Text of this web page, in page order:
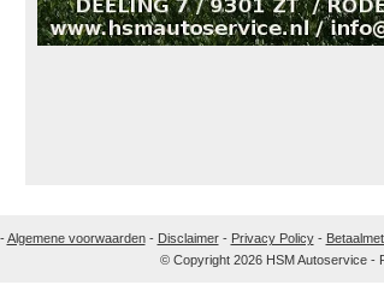
-Algemene voorwaarden- Disclaimer- Privacy Policy-
© Copyright 2026 HSM Autoservice -